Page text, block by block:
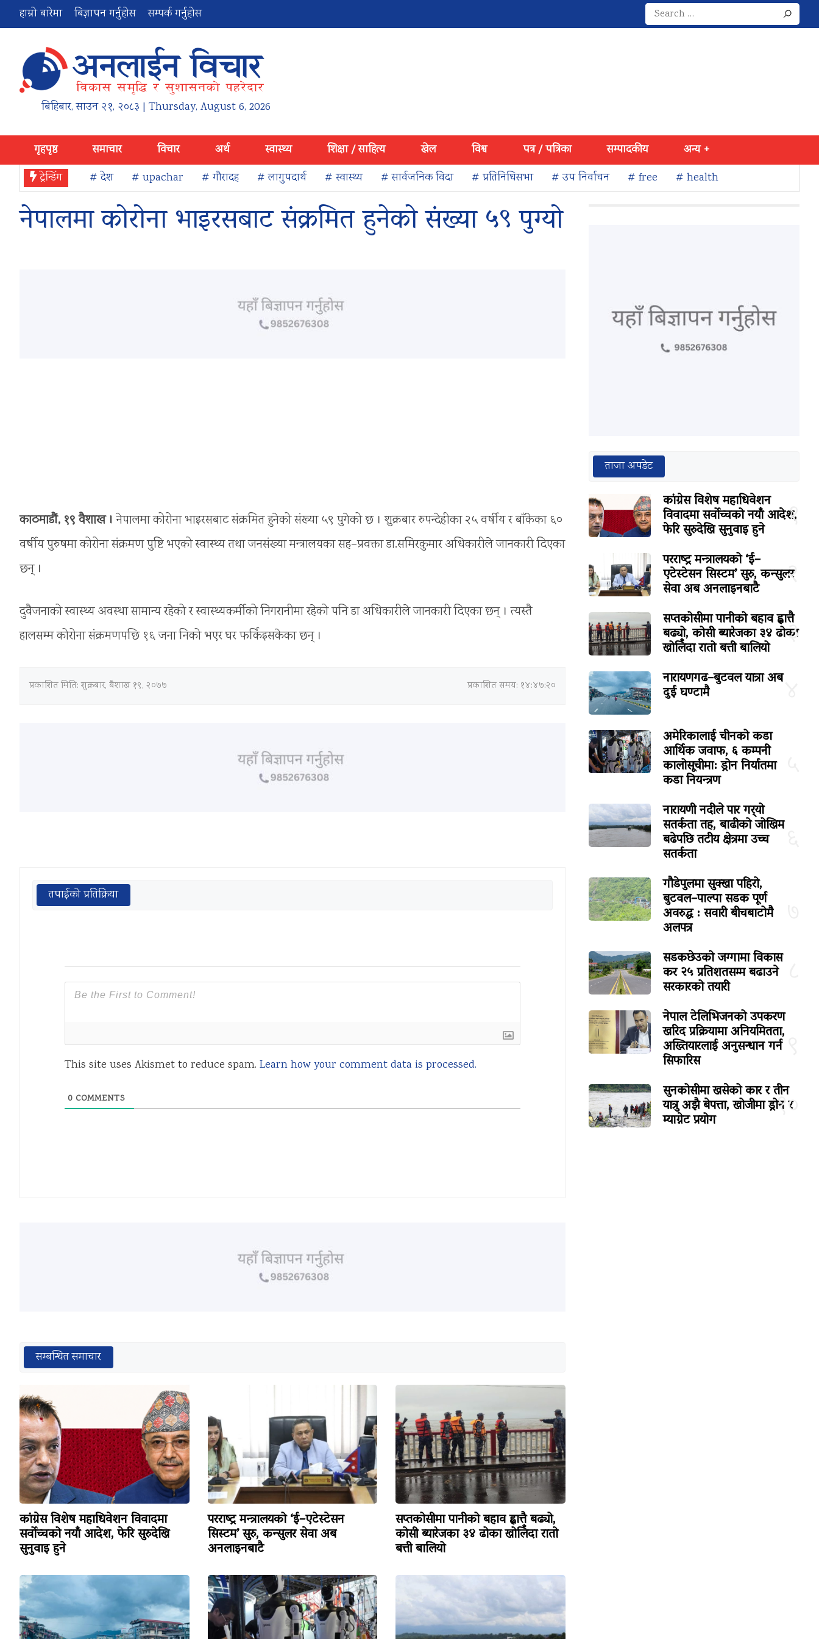
हाम्रो बारेमा बिज्ञापन गर्नुहोस सम्पर्क गर्नुहोस
Search
for:
बिहिबार,साउन २१, २०८३ | Thursday, August 6, 2026
गृहपृष्ठ समाचार विचार अर्थ स्वास्थ्य शिक्षा / साहित्य खेल विश्व पत्र / पत्रिका सम्पादकीय
अन्य +
ट्रेन्डिंग
# देश # upachar # गौरादह # लागुपदार्थ # स्वास्थ्य # सार्वजनिक विदा # प्रतिनिधिसभा # उप निर्वाचन # free # health
नेपालमा कोरोना भाइरसबाट संक्रमित हुनेको संख्या ५९ पुग्यो
काठमाडौं, १९ वैशाख । नेपालमा कोरोना भाइरसबाट संक्रमित हुनेको संख्या ५९ पुगेको छ । शुक्रबार रुपन्देहीका २५ वर्षीय र बाँकेका ६०
वर्षीय पुरुषमा कोरोना संक्रमण पुष्टि भएको स्वास्थ्य तथा जनसंख्या मन्त्रालयका सह–प्रवक्ता डा.समिरकुमार अधिकारीले जानकारी दिएका
छन् ।
दुवैजनाको स्वास्थ्य अवस्था सामान्य रहेको र स्वास्थ्यकर्मीको निगरानीमा रहेको पनि डा अधिकारीले जानकारी दिएका छन् । त्यस्तै
हालसम्म कोरोना संक्रमणपछि १६ जना निको भएर घर फर्किइसकेका छन् ।
प्रकाशित मिति:शुक्रबार, बैशाख १९, २०७७ प्रकाशित समय: १४:४७:२०
तपाईको प्रतिक्रिया
This site uses Akismet to reduce spam. Learn how your comment data is processed.
0 COMMENTS
सम्बन्धित समाचार
कांग्रेस विशेष महाधिवेशन विवादमा
सर्वोच्चको नयाँ आदेश, फेरि सुरुदेखि
सुनुवाइ हुने
परराष्ट्र मन्त्रालयको ‘ई–एटेस्टेसन
सिस्टम’ सुरु, कन्सुलर सेवा अब
अनलाइनबाटै
सप्तकोसीमा पानीको बहाव ह्वात्तै बढ्यो,
कोसी ब्यारेजका ३४ ढोका खोलिँदा रातो
बत्ती बालियो
ताजा अपडेट
१
कांग्रेस विशेष महाधिवेशन
विवादमा सर्वोच्चको नयाँ आदेश,
फेरि सुरुदेखि सुनुवाइ हुने
२
परराष्ट्र मन्त्रालयको ‘ई–
एटेस्टेसन सिस्टम’ सुरु, कन्सुलर
सेवा अब अनलाइनबाटै
३
सप्तकोसीमा पानीको बहाव ह्वात्तै
बढ्यो, कोसी ब्यारेजका ३४ ढोका
खोलिँदा रातो बत्ती बालियो
नारायणगढ–बुटवल यात्रा अब
दुई घण्टामै
अमेरिकालाई चीनको कडा
आर्थिक जवाफ, ६ कम्पनी
कालोसूचीमा: ड्रोन निर्यातमा
कडा नियन्त्रण
नारायणी नदीले पार गर्‍यो
सतर्कता तह, बाढीको जोखिम
बढेपछि तटीय क्षेत्रमा उच्च
सतर्कता
गौडेपुलमा सुक्खा पहिरो,
बुटवल–पाल्पा सडक पूर्ण
अवरुद्ध : सवारी बीचबाटोमै
अलपत्र
सडकछेउको जग्गामा विकास
कर २५ प्रतिशतसम्म बढाउने
सरकारको तयारी
नेपाल टेलिभिजनको उपकरण
खरिद प्रक्रियामा अनियमितता,
अख्तियारलाई अनुसन्धान गर्न
सिफारिस
१०
सुनकोसीमा खसेको कार र तीन
यात्रु अझै बेपत्ता, खोजीमा ड्रोन र
म्याग्नेट प्रयोग